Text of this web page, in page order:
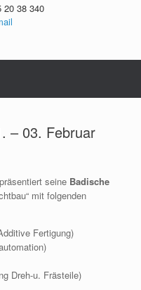
20 38 340
– 03. Februar
seine Badische
mit folgenden
Fertigung)
Dreh-u. Frästeile)